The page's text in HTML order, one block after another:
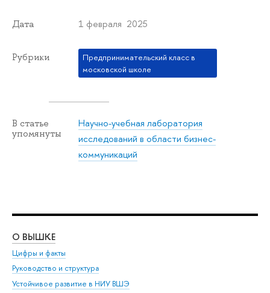
Дата 1 февраля 2025
Рубрики
Предпринимательский класс в
московской школе
В статье
упомянуты
Научно-учебная лаборатория
исследований в области бизнес-
коммуникаций
О ВЫШКЕ
Цифры и факты
Руководство и структура
Устойчивое развитие в НИУ ВШЭ